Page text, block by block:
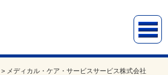
> メディカル・ケア・サービスサービス株式会社